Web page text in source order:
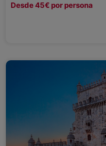
Desde 45€ por persona